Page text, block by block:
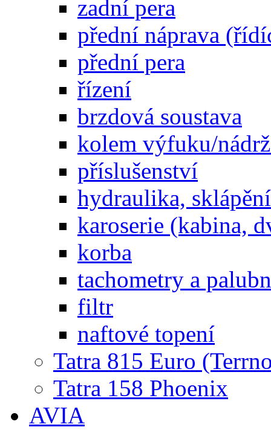
zadní pera
přední náprava
přední pera
řízení
brzdová soustava
kolem výfuku/
příslušenství
hydraulika, sklápění
karoserie (kabina,
korba
tachometry a
filtr
naftové topení
Tatra 815 Euro
Tatra 158 Phoenix
AVIA